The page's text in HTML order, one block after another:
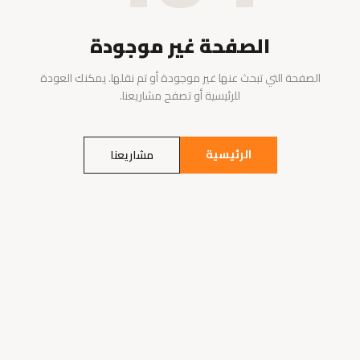
الصفحة غير موجودة
الصفحة التي تبحث عنها غير موجودة أو تم نقلها. يمكنك العودة
للرئيسية أو تصفح مشاريعنا.
الرئيسية مشاريعنا